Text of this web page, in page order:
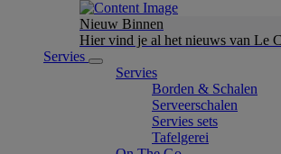
Nieuw Binnen
Hier vind je al het nieuws van Le
Servies
Servies
Borden & Schalen
Serveerschalen
Servies sets
Tafelgerei